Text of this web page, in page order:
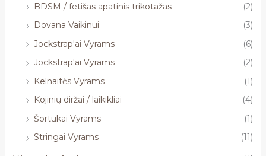
BDSM / fetišas apatinis trikotažas
(2)
Dovana Vaikinui
(3)
Jockstrap'ai Vyrams
(6)
Jockstrap'ai Vyrams
(2)
Kelnaitės Vyrams
(1)
Kojinių diržai / laikikliai
(4)
Šortukai Vyrams
(1)
Stringai Vyrams
(11)